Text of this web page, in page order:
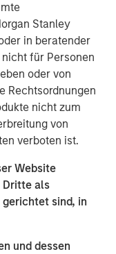
Stanley
in beratender
für Personen
oder von
Rechtsordnungen
nicht zum
von
verboten ist.
Website
Dritte als
sind, in
und dessen
that are above
via stock-based
and we then
in each of the
issuing
the returns have
stock, on
stock at the
of capital
sell high. Which